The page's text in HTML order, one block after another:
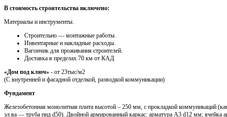
В стоимость строительства включено:
Материалы и инструменты.
Cтроительно — монтажные работы.
Инвентарные и накладные расходы.
Вагончик для проживания строителей.
Доставка в пределах 70 км от КАД
«Дом под ключ» - от 23тыс/м2
(С внутренней и фасадной отделкой, разводкой коммуникации)
Фундамент
Железобетонная монолитная плита высотой – 250 мм, с прокладкой коммуникаций
эл.ва — труба пнд d50). Двойной армированный каркас: арматура A3 d12 мм; ячейка